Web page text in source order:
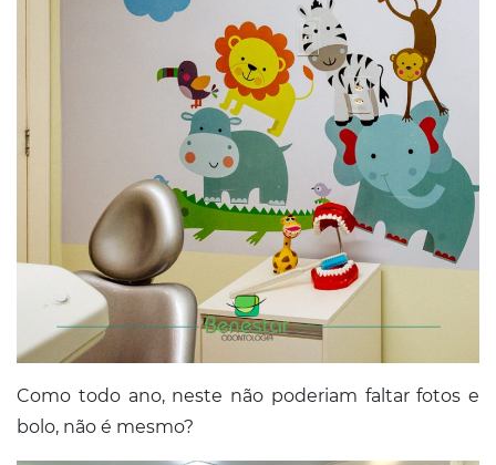
Como todo ano, neste não poderiam faltar fotos e
bolo, não é mesmo?